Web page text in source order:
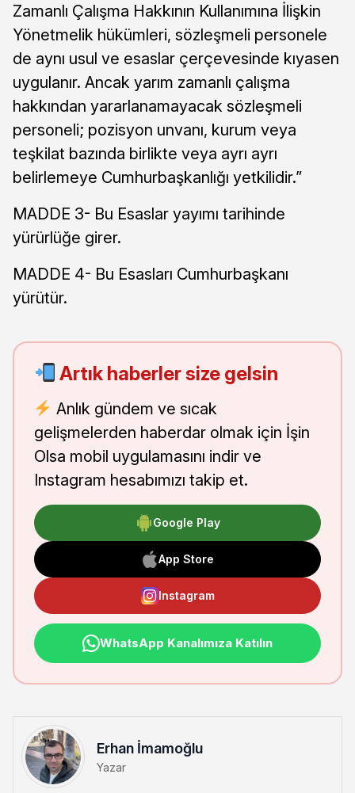
Zamanlı Çalışma Hakkının Kullanımına İlişkin
Yönetmelik hükümleri, sözleşmeli personele
de aynı usul ve esaslar çerçevesinde kıyasen
uygulanır. Ancak yarım zamanlı çalışma
hakkından yararlanamayacak sözleşmeli
personeli; pozisyon unvanı, kurum veya
teşkilat bazında birlikte veya ayrı ayrı
belirlemeye Cumhurbaşkanlığı yetkilidir.”
MADDE 3- Bu Esaslar yayımı tarihinde
yürürlüğe girer.
MADDE 4- Bu Esasları Cumhurbaşkanı
yürütür.
Artık haberler size gelsin
Anlık gündem ve sıcak
gelişmelerden haberdar olmak için İşin
Olsa mobil uygulamasını indir ve
Instagram hesabımızı takip et.
Google Play
App Store
Instagram
WhatsApp Kanalımıza Katılın
Erhan İmamoğlu
Yazar